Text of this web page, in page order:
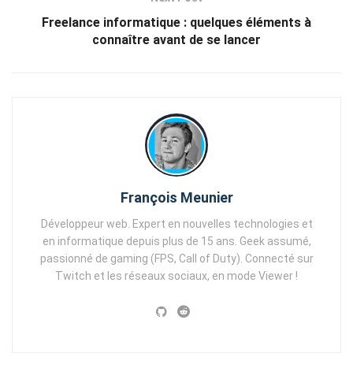
Freelance informatique : quelques éléments à
connaître avant de se lancer
François Meunier
Développeur web. Expert en nouvelles technologies et
en informatique depuis plus de 15 ans. Geek assumé,
passionné de gaming (FPS, Call of Duty). Connecté sur
Twitch et les réseaux sociaux, en mode Viewer !